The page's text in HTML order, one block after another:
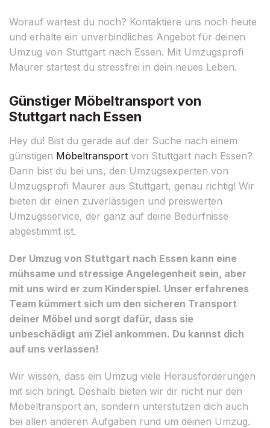
Worauf wartest du noch? Kontaktiere uns noch heute
und erhalte ein unverbindliches Angebot für deinen
Umzug von Stuttgart nach Essen. Mit Umzugsprofi
Maurer startest du stressfrei in dein neues Leben.
Günstiger Möbeltransport von
Stuttgart nach Essen
Hey du! Bist du gerade auf der Suche nach einem
günstigen Möbeltransport von Stuttgart nach Essen?
Dann bist du bei uns, den Umzugsexperten von
Umzugsprofi Maurer aus Stuttgart, genau richtig! Wir
bieten dir einen zuverlässigen und preiswerten
Umzugsservice, der ganz auf deine Bedürfnisse
abgestimmt ist.
Der Umzug von Stuttgart nach Essen kann eine
mühsame und stressige Angelegenheit sein, aber
mit uns wird er zum Kinderspiel. Unser erfahrenes
Team kümmert sich um den sicheren Transport
deiner Möbel und sorgt dafür, dass sie
unbeschädigt am Ziel ankommen. Du kannst dich
auf uns verlassen!
Wir wissen, dass ein Umzug viele Herausforderungen
mit sich bringt. Deshalb bieten wir dir nicht nur den
Möbeltransport an, sondern unterstützen dich auch
bei allen anderen Aufgaben rund um deinen Umzug.